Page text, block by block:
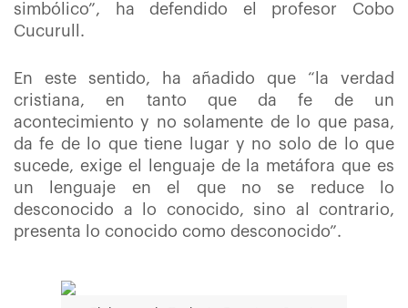
simbólico”, ha defendido el profesor Cobo
Cucurull.
En este sentido, ha añadido que “la verdad
cristiana, en tanto que da fe de un
acontecimiento y no solamente de lo que pasa,
da fe de lo que tiene lugar y no solo de lo que
sucede, exige el lenguaje de la metáfora que es
un lenguaje en el que no se reduce lo
desconocido a lo conocido, sino al contrario,
presenta lo conocido como desconocido”.